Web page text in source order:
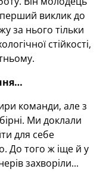
виклик до
за нього тільки
стійкості,
команди, але з
Ми доклали
для себе
До того ж іще й у
захворіли...